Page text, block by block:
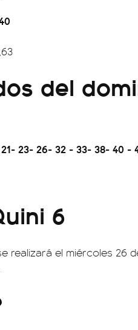
del
23- 26- 32 - 33- 38- 40 -
6
realizará el miércoles 26